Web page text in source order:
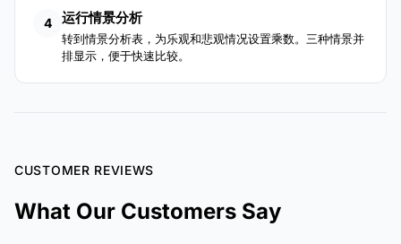
4 运行情景分析
转到情景分析表，为乐观和悲观情况设置乘数。三种情景并
排显示，便于快速比较。
CUSTOMER REVIEWS
What Our Customers Say